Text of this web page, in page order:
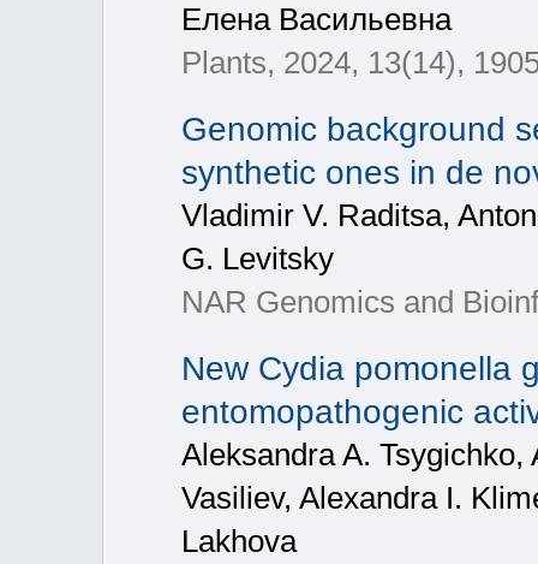
Елена Васильевна
Plants, 2024, 13(14),
Genomic background
synthetic ones in de
Vladimir V. Raditsa,
G. Levitsky
NAR Genomics and
New Cydia pomonella
entomopathogenic
Aleksandra A. Tsygichko,
Vasiliev, Alexandra I.
Lakhova